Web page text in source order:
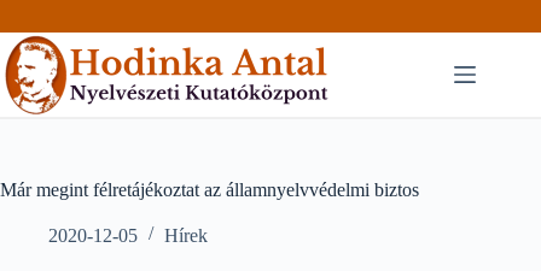
to
content
Már megint félretájékoztat az államnyelvvédelmi biztos
2020-12-05 Hírek